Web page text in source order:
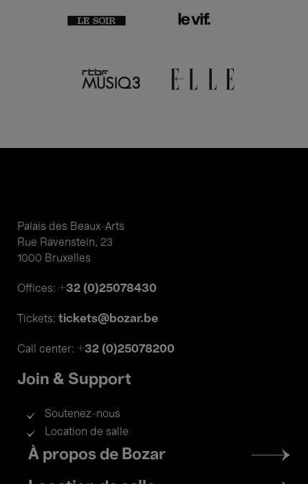
Palais des Beaux-Arts
Rue Ravenstein, 23
1000 Bruxelles
Offices: +32 (0)25078430
Tickets: tickets@bozar.be
Call center: +32 (0)25078200
Join & Support
Soutenez-nous
Location de salle
Footer
menu
À propos de Bozar